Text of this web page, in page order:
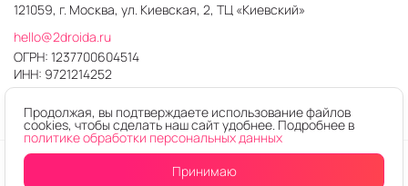
Уведомитьо поступлении
121059, г. Москва, ул. Киевская, 2, ТЦ «Киевский»
hello@2droida.ru
ОГРН: 1237700604514
ИНН: 9721214252
© 2026. Любое использование контента без письменного
Продолжая, вы подтверждаете использование файлов
cookies, чтобы сделать наш сайт удобнее. Подробнее в
политике обработки персональных данных
Принимаю